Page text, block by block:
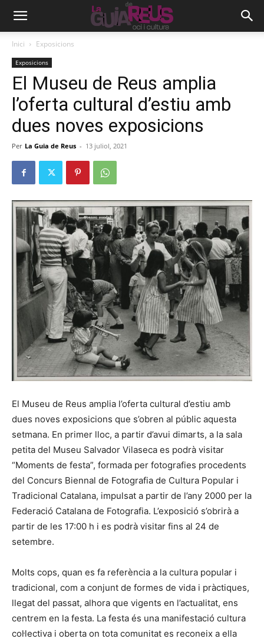
Inici Exposicions
Exposicions
El Museu de Reus amplia
l’oferta cultural d’estiu amb
dues noves exposicions
Per La Guia de Reus - 13 juliol, 2021
El Museu de Reus amplia l’oferta cultural d’estiu amb
dues noves exposicions que s’obren al públic aquesta
setmana. En primer lloc, a partir d’avui dimarts, a la sala
petita del Museu Salvador Vilaseca es podrà visitar
“Moments de festa”, formada per fotografies procedents
del Concurs Biennal de Fotografia de Cultura Popular i
Tradicional Catalana, impulsat a partir de l’any 2000 per la
Federació Catalana de Fotografia. L’exposició s’obrirà a
partir de les 17:00 h i es podrà visitar fins al 24 de
setembre.
Molts cops, quan es fa referència a la cultura popular i
tradicional, com a conjunt de formes de vida i pràctiques,
llegat del passat, alhora que vigents en l’actualitat, ens
centrem en la festa. La festa és una manifestació cultura
col·lectiva i oberta on tota comunitat es reconeix a ella